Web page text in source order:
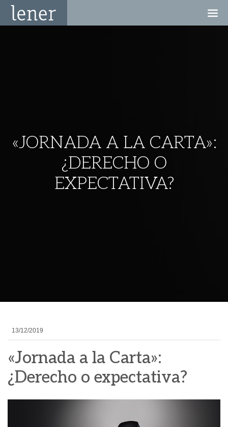
«JORNADA A LA CARTA»:
¿DERECHO O
EXPECTATIVA?
13/12/2019
«Jornada a la Carta»:
¿Derecho o expectativa?